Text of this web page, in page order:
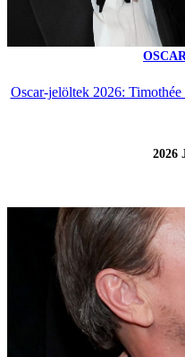
Oscar-jelöltek 2026:
2026